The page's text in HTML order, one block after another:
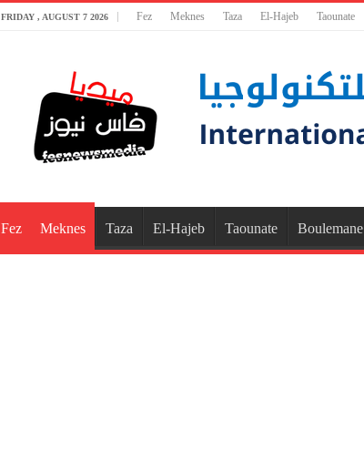
FRIDAY , AUGUST 7 2026 Fez Meknes Taza El-Hajeb Taounate
Fez Meknes Taza El-Hajeb Taounate Boulemane